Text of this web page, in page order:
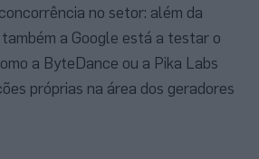
no setor: além da
também a Google está a testar o
a ByteDance ou a Pika Labs
próprias na área dos geradores